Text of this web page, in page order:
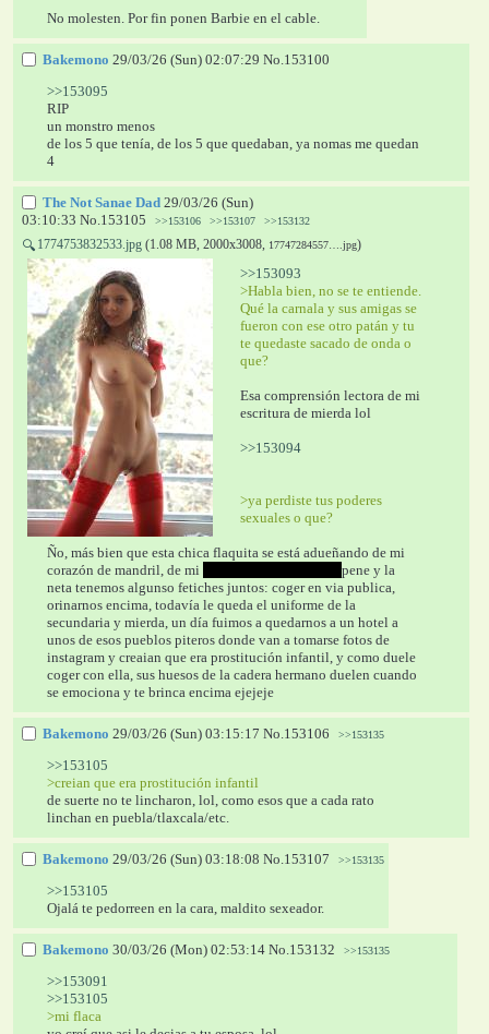
No molesten. Por fin ponen Barbie en el cable.
Bakemono 29/03/26 (Sun) 02:07:29 No. 153100
>>153095
RIP
un monstro menos
de los 5 que tenía, de los 5 que quedaban, ya nomas me quedan
4
The Not Sanae Dad 29/03/26 (Sun)
03:10:33 No. 153105 >>153106 >>153107 >>153132
🔍 1774753832533.jpg (1.08 MB, 2000x3008, 17747284557….jpg)
>>153093
>Habla bien, no se te entiende.
Qué la carnala y sus amigas se
fueron con ese otro patán y tu
te quedaste sacado de onda o
que?
Esa comprensión lectora de mi
escritura de mierda lol
>>153094
>ya perdiste tus poderes
sexuales o que?
Ño, más bien que esta chica flaquita se está adueñando de mi
corazón de mandril, de mi
pene y la
neta tenemos algunso fetiches juntos: coger en via publica,
orinarnos encima, todavía le queda el uniforme de la
secundaria y mierda, un día fuimos a quedarnos a un hotel a
unos de esos pueblos piteros donde van a tomarse fotos de
instagram y creaian que era prostitución infantil, y como duele
coger con ella, sus huesos de la cadera hermano duelen cuando
se emociona y te brinca encima ejejeje
Bakemono 29/03/26 (Sun) 03:15:17 No. 153106 >>153135
>>153105
>creian que era prostitución infantil
de suerte no te lincharon, lol, como esos que a cada rato
linchan en puebla/tlaxcala/etc.
Bakemono 29/03/26 (Sun) 03:18:08 No. 153107 >>153135
>>153105
Ojalá te pedorreen en la cara, maldito sexeador.
Bakemono 30/03/26 (Mon) 02:53:14 No. 153132 >>153135
>>153091
>>153105
>mi flaca